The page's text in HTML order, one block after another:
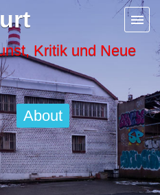
Kritik und Neue
About
» Netzkunst